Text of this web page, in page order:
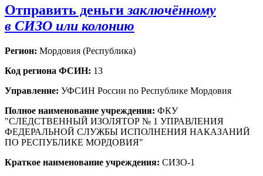
Отправить деньги заключённому
в СИЗО или колонию
Регион: Мордовия (Республика)
Код региона ФСИН: 13
Управление: УФСИН России по Республике Мордовия
Полное наименование учреждения: ФКУ
"СЛЕДСТВЕННЫЙ ИЗОЛЯТОР № 1 УПРАВЛЕНИЯ
ФЕДЕРАЛЬНОЙ СЛУЖБЫ ИСПОЛНЕНИЯ НАКАЗАНИЙ
ПО РЕСПУБЛИКЕ МОРДОВИЯ"
Краткое наименование учреждения: СИЗО-1